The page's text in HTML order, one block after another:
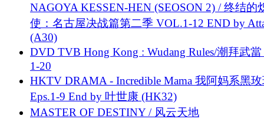
NAGOYA KESSEN-HEN (SEOSON 2) / 终结的
使：名古屋决战篇第二季 VOL.1-12 END by
(A30)
DVD TVB Hong Kong : Wudang Rules/潮拜武當
1-20
HKTV DRAMA - Incredible Mama 我阿妈系黑
Eps.1-9 End by 叶世康 (HK32)
MASTER OF DESTINY / 风云天地